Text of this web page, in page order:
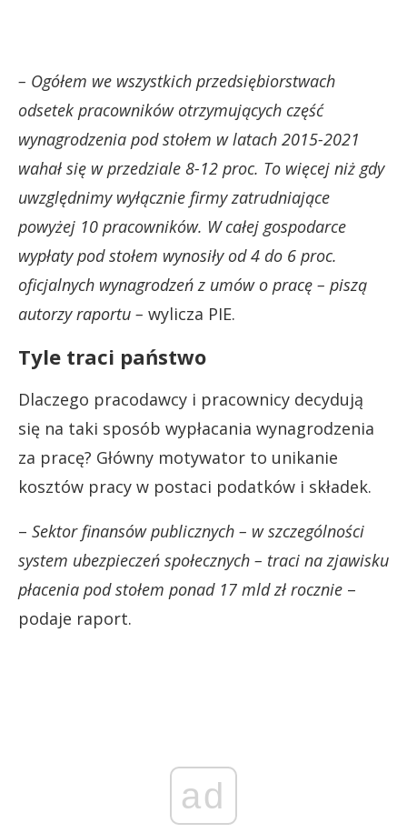
– Ogółem we wszystkich przedsiębiorstwach
odsetek pracowników otrzymujących część
wynagrodzenia pod stołem w latach 2015-2021
wahał się w przedziale 8-12 proc. To więcej niż gdy
uwzględnimy wyłącznie firmy zatrudniające
powyżej 10 pracowników. W całej gospodarce
wypłaty pod stołem wynosiły od 4 do 6 proc.
oficjalnych wynagrodzeń z umów o pracę – piszą
autorzy raportu – wylicza PIE.
Tyle traci państwo
Dlaczego pracodawcy i pracownicy decydują
się na taki sposób wypłacania wynagrodzenia
za pracę? Główny motywator to unikanie
kosztów pracy w postaci podatków i składek.
– Sektor finansów publicznych – w szczególności
system ubezpieczeń społecznych – traci na zjawisku
płacenia pod stołem ponad 17 mld zł rocznie –
podaje raport.
ad